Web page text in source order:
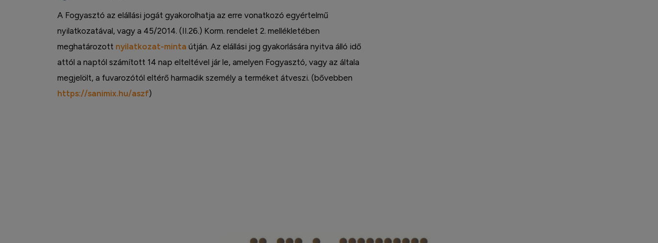
A Fogyasztó az elállási jogát gyakorolhatja az erre vonatkozó egyértelmű
nyilatkozatával, vagy a 45/2014. (II.26.) Korm. rendelet 2. mellékletében
meghatározott nyilatkozat-minta útján. Az elállási jog gyakorlására nyitva álló idő
attól a naptól számított 14 nap elteltével jár le, amelyen Fogyasztó, vagy az általa
megjelölt, a fuvarozótól eltérő harmadik személy a terméket átveszi. (bővebben
https://sanimix.hu/aszf)